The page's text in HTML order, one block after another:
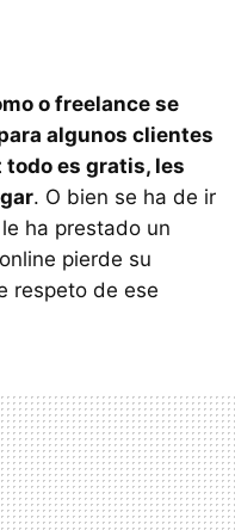
o freelance se
algunos clientes
es gratis, les
. O bien se ha de ir
ha prestado un
pierde su
respeto de ese